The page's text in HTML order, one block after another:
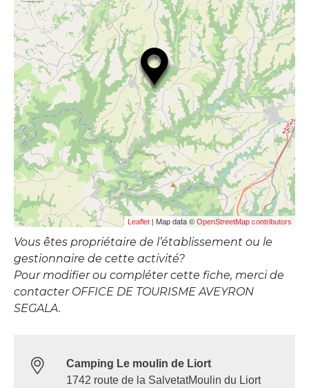
Leaflet | Map data © OpenStreetMap contributors
Vous êtes propriétaire de l’établissement ou le
gestionnaire de cette activité?
Pour modifier ou compléter cette fiche, merci de
contacter OFFICE DE TOURISME AVEYRON
SEGALA.
Camping Le moulin de Liort
1742 route de la SalvetatMoulin du Liort